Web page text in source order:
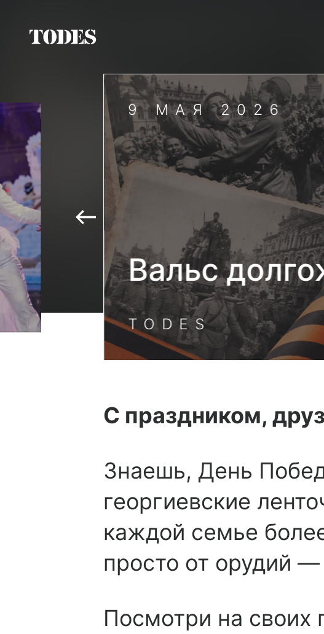
9 МАЯ 2026
Вальс
TODES
С праздником,
Знаешь, День
георгиевские
каждой семье
просто от орудий —
Посмотри на своих